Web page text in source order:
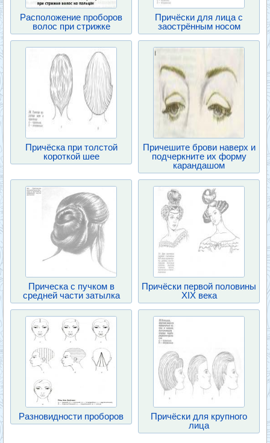
Расположение проборов
волос при стрижке
Причёски для лица с
заострённым носом
Причёска при толстой
короткой шее
Причешите брови наверх и
подчеркните их форму
карандашом
Прическа с пучком в
средней части затылка
Причёски первой половины
XIX века
Разновидности проборов
Причёски для крупного
лица